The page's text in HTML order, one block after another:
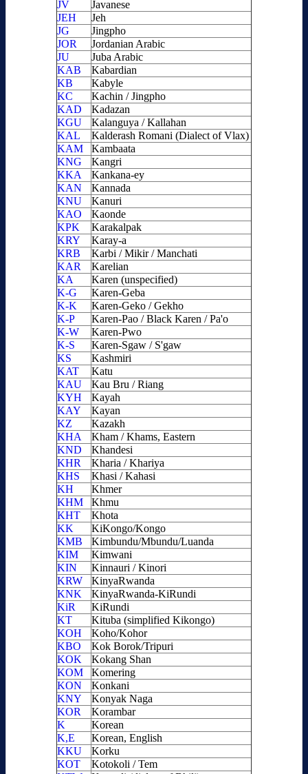
JV
Javanese
JEH
Jeh
JG
Jingpho
JOR
Jordanian Arabic
JU
Juba Arabic
KAB
Kabardian
KB
Kabyle
KC
Kachin / Jingpho
KAD
Kadazan
KGU
Kalanguya / Kallahan
KAL
Kalderash Romani (Dialect of Vlax)
KAM
Kambaata
KNG
Kangri
KKA
Kankana-ey
KAN
Kannada
KNU
Kanuri
KAO
Kaonde
KPK
Karakalpak
KRY
Karay-a
KRB
Karbi / Mikir / Manchati
KAR
Karelian
KA
Karen (unspecified)
K-G
Karen-Geba
K-K
Karen-Geko / Gekho
K-P
Karen-Pao / Black Karen / Pa'o
K-W
Karen-Pwo
K-S
Karen-Sgaw / S'gaw
KS
Kashmiri
KAT
Katu
KAU
Kau Bru / Riang
KYH
Kayah
KAY
Kayan
KZ
Kazakh
KHA
Kham / Khams, Eastern
KND
Khandesi
KHR
Kharia / Khariya
KHS
Khasi / Kahasi
KH
Khmer
KHM
Khmu
KHT
Khota
KK
KiKongo/Kongo
KMB
Kimbundu/Mbundu/Luanda
KIM
Kimwani
KIN
Kinnauri / Kinori
KRW
KinyaRwanda
KNK
KinyaRwanda-KiRundi
KiR
KiRundi
KT
Kituba (simplified Kikongo)
KOH
Koho/Kohor
KBO
Kok Borok/Tripuri
KOK
Kokang Shan
KOM
Komering
KON
Konkani
KNY
Konyak Naga
KOR
Korambar
K
Korean
K,E
Korean, English
KKU
Korku
KOT
Kotokoli / Tem